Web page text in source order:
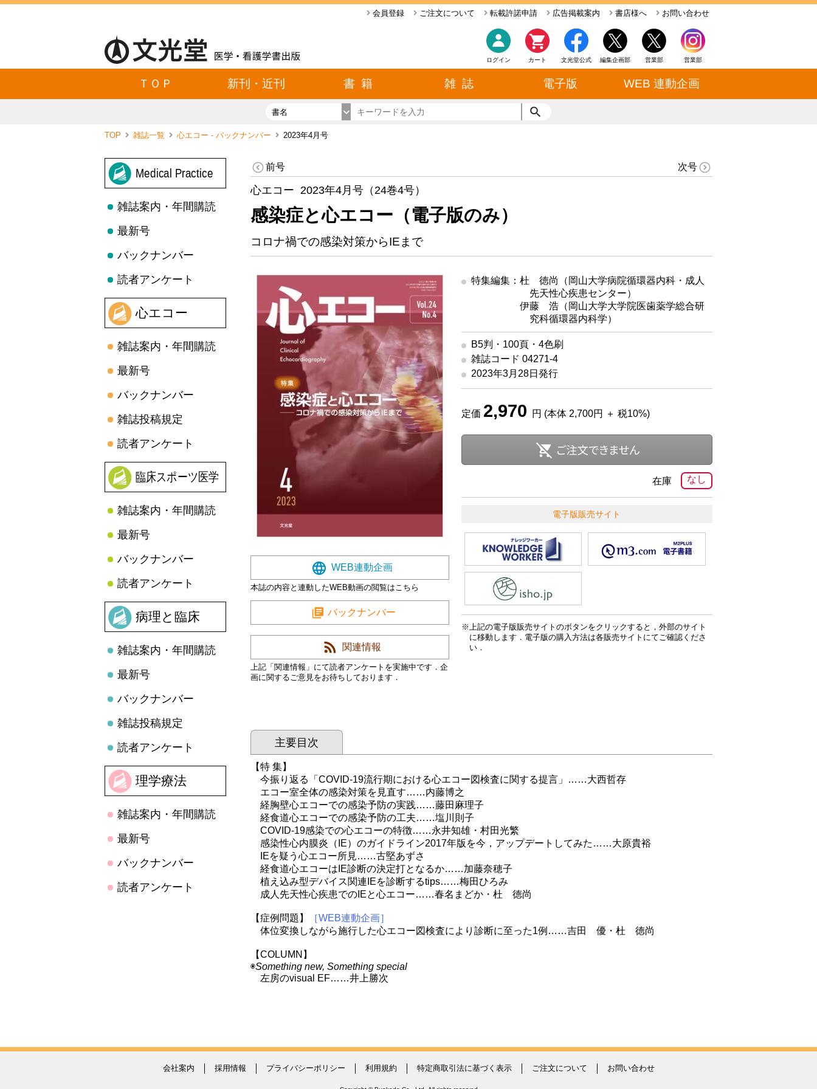
お問い合わせ
書店様へ
広告掲載案内
転載許諾申請
ご注文について
会員登録
営業部
営業部
編集企画部
文光堂公式
カート
ログイン
ＴＯＰ 新刊・近刊 書 籍 雑 誌 電子版 WEB 連動企画
書名
TOP 雑誌一覧 心エコー - バックナンバー 2023年4月号
Medical Practice
雑誌案内・年間購読
最新号
バックナンバー
読者アンケート
心エコー
雑誌案内・年間購読
最新号
バックナンバー
雑誌投稿規定
読者アンケート
臨床スポーツ医学
雑誌案内・年間購読
最新号
バックナンバー
読者アンケート
病理と臨床
雑誌案内・年間購読
最新号
バックナンバー
雑誌投稿規定
読者アンケート
理学療法
雑誌案内・年間購読
最新号
バックナンバー
読者アンケート
前号 次号
心エコー 2023年4月号（24巻4号）
感染症と心エコー（電子版のみ）
コロナ禍での感染対策からIEまで
WEB連動企画
本誌の内容と連動したWEB動画の閲覧はこちら
バックナンバー
関連情報
上記「関連情報」にて読者アンケートを実施中です．企
画に関するご意見をお待ちしております．
特集編集：杜 徳尚（岡山大学病院循環器内科・成人
先天性心疾患センター）
伊藤 浩（岡山大学大学院医歯薬学総合研
究科循環器内科学）
B5判・100頁・4色刷
雑誌コード 04271-4
2023年3月28日発行
定価 2,970 円 (本体 2,700円 ＋ 税10%)
なし
在庫
電子版販売サイト
上記の電子版販売サイトのボタンをクリックすると，外部のサイト
に移動します．電子版の購入方法は各販売サイトにてご確認くださ
い．
主要目次
【特 集】
今振り返る「COVID-19流行期における心エコー図検査に関する提言」……大西哲存
エコー室全体の感染対策を見直す……内藤博之
経胸壁心エコーでの感染予防の実践……藤田麻理子
経食道心エコーでの感染予防の工夫……塩川則子
COVID-19感染での心エコーの特徴……永井知雄・村田光繁
感染性心内膜炎（IE）のガイドライン2017年版を今，アップデートしてみた……大原貴裕
IEを疑う心エコー所見……古堅あずさ
経食道心エコーはIE診断の決定打となるか……加藤奈穂子
植え込み型デバイス関連IEを診断するtips……梅田ひろみ
成人先天性心疾患でのIEと心エコー……春名まどか・杜 徳尚
【症例問題】
［WEB連動企画］
体位変換しながら施行した心エコー図検査により診断に至った1例……吉田 優・杜 徳尚
【COLUMN】
◉Something new, Something special
左房のvisual EF……井上勝次
会社案内 採用情報 プライバシーポリシー 利用規約 特定商取引法に基づく表示 ご注文について お問い合わせ